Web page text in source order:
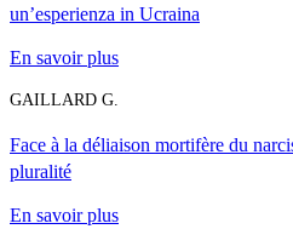
un’esperienza in Ucraina
En savoir plus
GAILLARD G.
Face à la déliaison mortifère du
pluralité
En savoir plus